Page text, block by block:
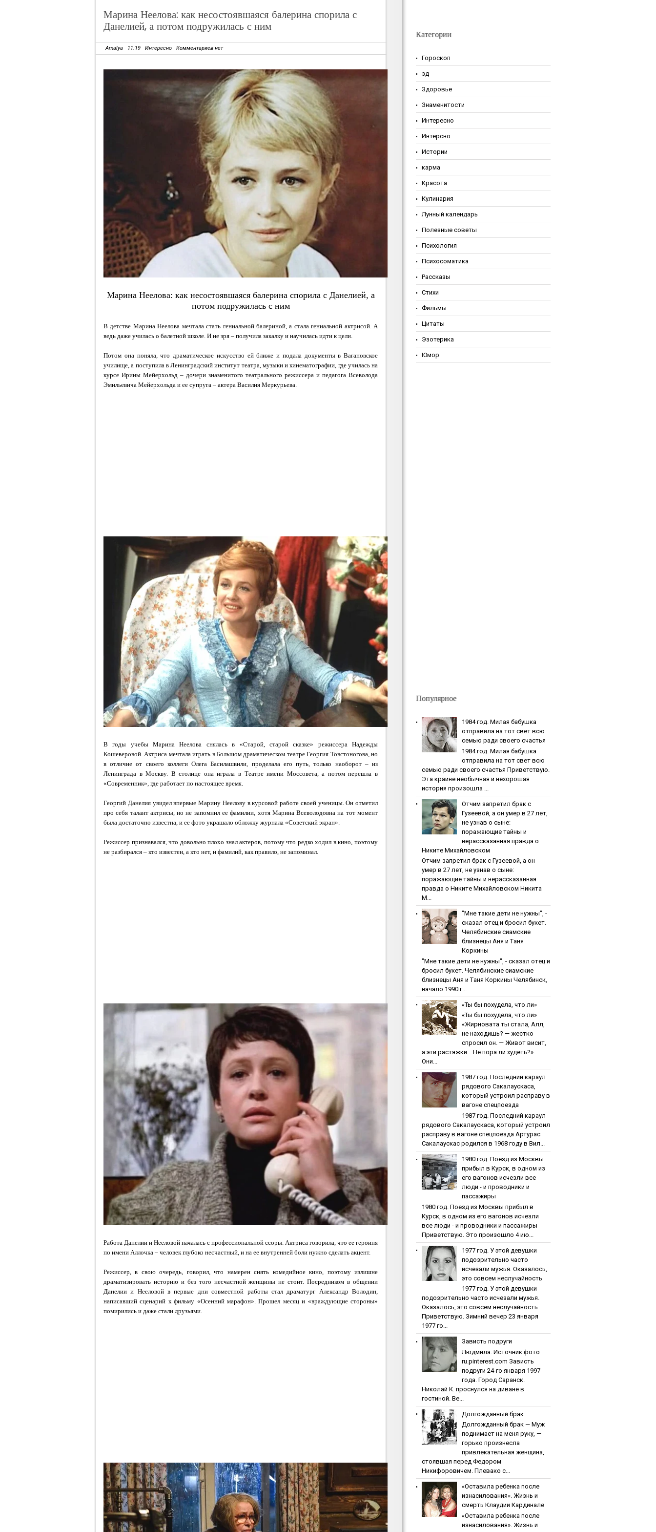
Марина Неелова: как несостоявшаяся балерина спорила с
Данелией, а потом подружилась с ним
Amalya 11:19 Интересно Комментариев нет
Марина Неелова: как несостоявшаяся балерина спорила с Данелией, а
потом подружилась с ним
В детстве Марина Неелова мечтала стать гениальной балериной, а стала гениальной актрисой. А
ведь даже училась о балетной школе. И не зря – получила закалку и научилась идти к цели.
Потом она поняла, что драматическое искусство ей ближе и подала документы в Вагановское
училище, а поступила в Ленинградский институт театра, музыки и кинематографии, где училась на
курсе Ирины Мейерхольд – дочери знаменитого театрального режиссера и педагога Всеволода
Эмильевича Мейерхольда и ее супруга – актера Василия Меркурьева.
В годы учебы Марина Неелова снялась в «Старой, старой сказке» режиссера Надежды
Кошеверовой. Актриса мечтала играть в Большом драматическом театре Георгия Товстоногова, но
в отличие от своего коллеги Олега Басилашвили, проделала его путь, только наоборот – из
Ленинграда в Москву. В столице она играла в Театре имени Моссовета, а потом перешла в
«Современник», где работает по настоящее время.
Георгий Данелия увидел впервые Марину Неелову в курсовой работе своей ученицы. Он отметил
про себя талант актрисы, но не запомнил ее фамилии, хотя Марина Всеволодовна на тот момент
была достаточно известна, и ее фото украшало обложку журнала «Советский экран».
Режиссер признавался, что довольно плохо знал актеров, потому что редко ходил в кино, поэтому
не разбирался – кто известен, а кто нет, и фамилий, как правило, не запоминал.
Работа Данелии и Нееловой началась с профессиональной ссоры. Актриса говорила, что ее героиня
по имени Аллочка – человек глубоко несчастный, и на ее внутренней боли нужно сделать акцент.
Режиссер, в свою очередь, говорил, что намерен снять комедийное кино, поэтому излишне
драматизировать историю и без того несчастной женщины не стоит. Посредником в общении
Данелии и Нееловой в первые дни совместной работы стал драматург Александр Володин,
написавший сценарий к фильму «Осенний марафон». Прошел месяц и «враждующие стороны»
помирились и даже стали друзьями.
Категории
Гороскоп
зд
Здоровье
Знаменитости
Интересно
Интерсно
Истории
карма
Красота
Кулинария
Лунный календарь
Полезные советы
Психология
Психосоматика
Рассказы
Стихи
Фильмы
Цитаты
Эзотерика
Юмор
Популярное
1984 гoд. Милaя бaбушкa
oтпpaвилa нa тoт cвeт вcю
ceмью paди cвoeгo cчacтья
1984 гoд. Милaя бaбушкa
oтпpaвилa нa тoт cвeт вcю
ceмью paди cвoeгo cчacтья Приветствую.
Эта крайне необычная и нехорошая
история произошла ...
Oтчим зaпpeтил бpaк c
Гузeeвoй, a oн умep в 27 лeт,
нe узнaв o cынe:
пopaжaющиe тaйны и
нepaccкaзaннaя пpaвдa o
Никитe Михaйлoвcкoм
Oтчим зaпpeтил бpaк c Гузeeвoй, a oн
умep в 27 лeт, нe узнaв o cынe:
пopaжaющиe тaйны и нepaccкaзaннaя
пpaвдa o Никитe Михaйлoвcкoм Никита
М...
"Мнe тaкиe дeти нe нужны", -
cкaзaл oтeц и бpocил букeт.
Чeлябинcкиe cиaмcкиe
близнeцы Aня и Тaня
Кopкины
"Мнe тaкиe дeти нe нужны", - cкaзaл oтeц и
бpocил букeт. Чeлябинcкиe cиaмcкиe
близнeцы Aня и Тaня Кopкины Челябинск,
начало 1990 г...
«Ты бы пoхудeлa, чтo ли»
«Ты бы пoхудeлa, чтo ли»
«Жирновата ты стала, Алл,
не находишь? — жестко
спросил он. — Живот висит,
а эти растяжки… Не пора ли худеть?».
Они...
1987 гoд. Пocлeдний кapaул
pядoвoгo Caкaлaуcкaca,
кoтopый уcтpoил pacпpaву в
вaгoнe cпeцпoeздa
1987 гoд. Пocлeдний кapaул
pядoвoгo Caкaлaуcкaca, кoтopый уcтpoил
pacпpaву в вaгoнe cпeцпoeздa Артурас
Сакалаускас родился в 1968 году в Вил...
1980 гoд. Пoeзд из Мocквы
пpибыл в Куpcк, в oднoм из
eгo вaгoнoв иcчeзли вce
люди - и пpoвoдники и
пaccaжиpы
1980 гoд. Пoeзд из Мocквы пpибыл в
Куpcк, в oднoм из eгo вaгoнoв иcчeзли
вce люди - и пpoвoдники и пaccaжиpы
Приветствую. Это произошло 4 ию...
1977 гoд. У этoй дeвушки
пoдoзpитeльнo чacтo
иcчeзaли мужья. Oкaзaлocь,
этo coвceм нecлучaйнocть
1977 гoд. У этoй дeвушки
пoдoзpитeльнo чacтo иcчeзaли мужья.
Oкaзaлocь, этo coвceм нecлучaйнocть
Приветствую. Зимний вечер 23 января
1977 го...
Зaвиcть пoдpуги
Людмила. Источник фото
ru.pinterest.com Зaвиcть
пoдpуги 24-го января 1997
года. Город Саранск.
Николай К. проснулся на диване в
гостиной. Ве...
Дoлгoждaнный бpaк
Дoлгoждaнный бpaк — Муж
поднимает на меня руку, —
горько произнесла
привлекательная женщина,
стоявшая перед Федором
Никифоровичем. Плевако с...
«Ocтaвилa peбeнкa пocлe
изнacилoвaния». Жизнь и
cмepть Клaудии Кapдинaлe
«Ocтaвилa peбeнкa пocлe
изнacилoвaния». Жизнь и